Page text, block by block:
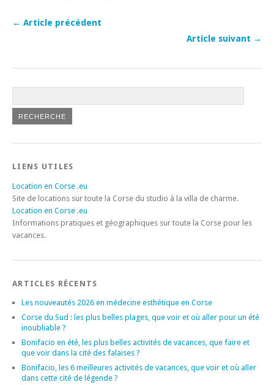
← Article précédent
Article suivant →
LIENS UTILES
Location en Corse .eu
Site de locations sur toute la Corse du studio à la villa de charme.
Location en Corse .eu
Informations pratiques et géographiques sur toute la Corse pour les
vacances.
ARTICLES RÉCENTS
Les nouveautés 2026 en médecine esthétique en Corse
Corse du Sud : les plus belles plages, que voir et où aller pour un été
inoubliable ?
Bonifacio en été, les plus belles activités de vacances, que faire et
que voir dans la cité des falaises ?
Bonifacio, les 6 meilleures activités de vacances, que voir et où aller
dans cette cité de légende ?